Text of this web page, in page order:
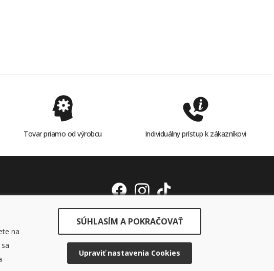
Tovar priamo od výrobcu Individuálny prístup k zákazníkovi
na
SÚHLASÍM A POKRAČOVAŤ
Upraviť nastavenia Cookies